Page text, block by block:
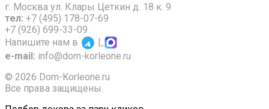
г. Москва ул. Клары Цеткин д. 18 к. 9
тел: +7 (495) 178-07-69
+7 (926) 699-33-09
Напишите нам в
|
e-mail: info@dom-korleone.ru
© 2026 Dom-Korleone.ru
Все права защищены.